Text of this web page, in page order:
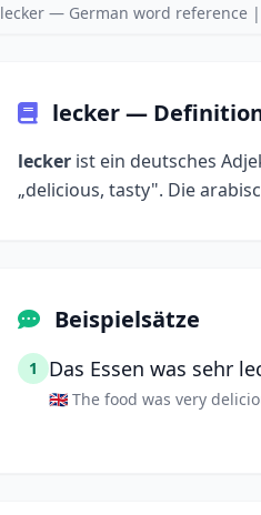
lecker — German word reference |
lecker —
lecker ist ein deutsches
Beispielsätze
1 Das Essen was sehr
🇬🇧 The food was very